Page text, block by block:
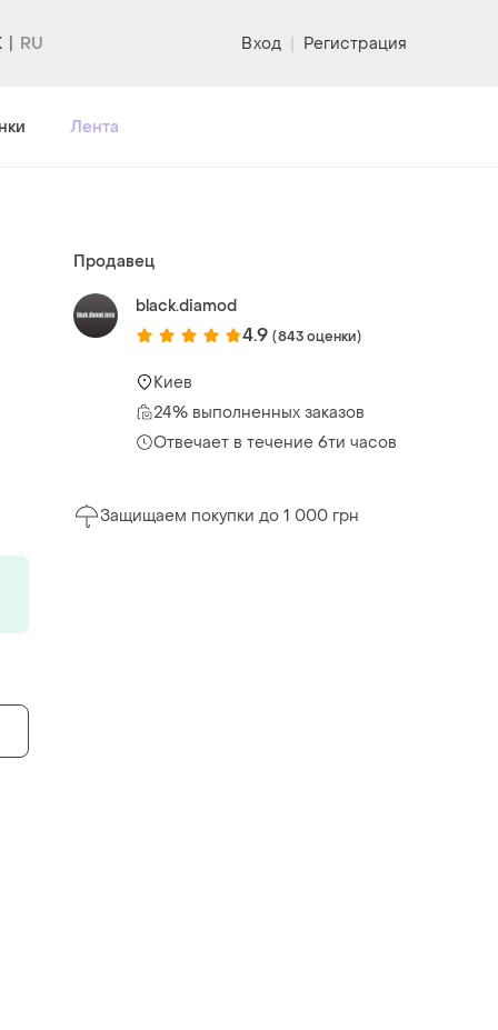
Вход | Регистрация
Лента
Продавец
black.diamod
4.9 (843 оценки)
Киев
24% выполненных заказов
Отвечает в течение 6ти часов
Защищаем покупки до 1 000 грн